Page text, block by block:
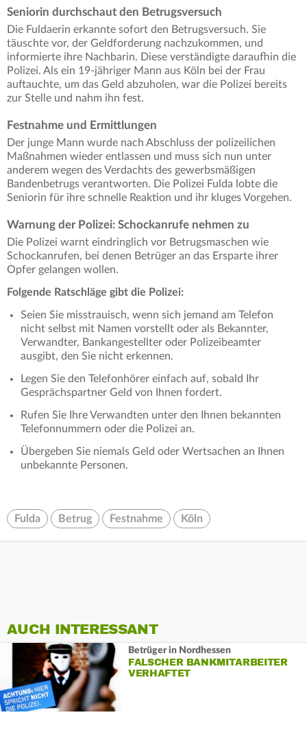
Seniorin durchschaut den Betrugsversuch
Die Fuldaerin erkannte sofort den Betrugsversuch. Sie
täuschte vor, der Geldforderung nachzukommen, und
informierte ihre Nachbarin. Diese verständigte daraufhin die
Polizei. Als ein 19-jähriger Mann aus Köln bei der Frau
auftauchte, um das Geld abzuholen, war die Polizei bereits
zur Stelle und nahm ihn fest.
Festnahme und Ermittlungen
Der junge Mann wurde nach Abschluss der polizeilichen
Maßnahmen wieder entlassen und muss sich nun unter
anderem wegen des Verdachts des gewerbsmäßigen
Bandenbetrugs verantworten. Die Polizei Fulda lobte die
Seniorin für ihre schnelle Reaktion und ihr kluges Vorgehen.
Warnung der Polizei: Schockanrufe nehmen zu
Die Polizei warnt eindringlich vor Betrugsmaschen wie
Schockanrufen, bei denen Betrüger an das Ersparte ihrer
Opfer gelangen wollen.
Folgende Ratschläge gibt die Polizei:
Seien Sie misstrauisch, wenn sich jemand am Telefon
nicht selbst mit Namen vorstellt oder als Bekannter,
Verwandter, Bankangestellter oder Polizeibeamter
ausgibt, den Sie nicht erkennen.
Legen Sie den Telefonhörer einfach auf, sobald Ihr
Gesprächspartner Geld von Ihnen fordert.
Rufen Sie Ihre Verwandten unter den Ihnen bekannten
Telefonnummern oder die Polizei an.
Übergeben Sie niemals Geld oder Wertsachen an Ihnen
unbekannte Personen.
Fulda Betrug Festnahme Köln
AUCH INTERESSANT
Betrüger in Nordhessen
FALSCHER BANKMITARBEITER
VERHAFTET